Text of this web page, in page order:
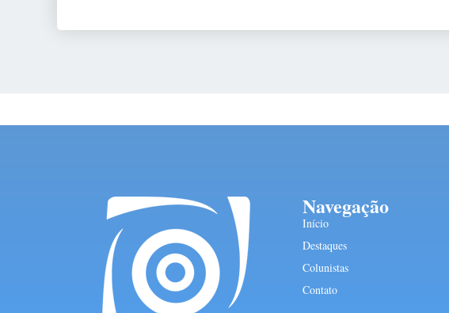
Navegação
Início
Destaques
Colunistas
Contato